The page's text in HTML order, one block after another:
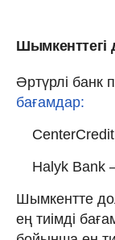
Шымкенттегі
Әртүрлі банк
бағамдар:
Halyk Bank
Шымкентте
ең тиімді